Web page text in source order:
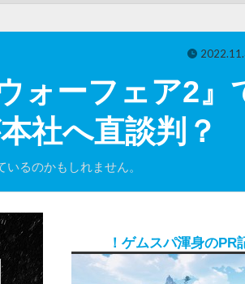
ォーフェア2』
社へ直談判？
るのかもしれません。
！ゲムスパ渾身のPR